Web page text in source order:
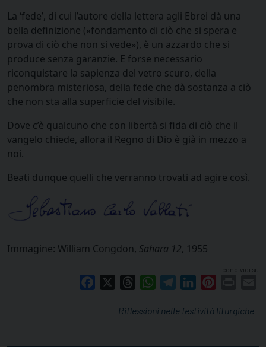
La ‘fede’, di cui l’autore della lettera agli Ebrei dà una
bella definizione («fondamento di ciò che si spera e
prova di ciò che non si vede»), è un azzardo che si
produce senza garanzie. E forse necessario
riconquistare la sapienza del vetro scuro, della
penombra misteriosa, della fede che dà sostanza a ciò
che non sta alla superficie del visibile.
Dove c’è qualcuno che con libertà si fida di ciò che il
vangelo chiede, allora il Regno di Dio è già in mezzo a
noi.
Beati dunque quelli che verranno trovati ad agire così.
Immagine: William Congdon, Sahara 12, 1955
condividi su
Facebook ThreadsWhatsAppTelegramLinkedIn
Riflessioni nelle festività liturgiche